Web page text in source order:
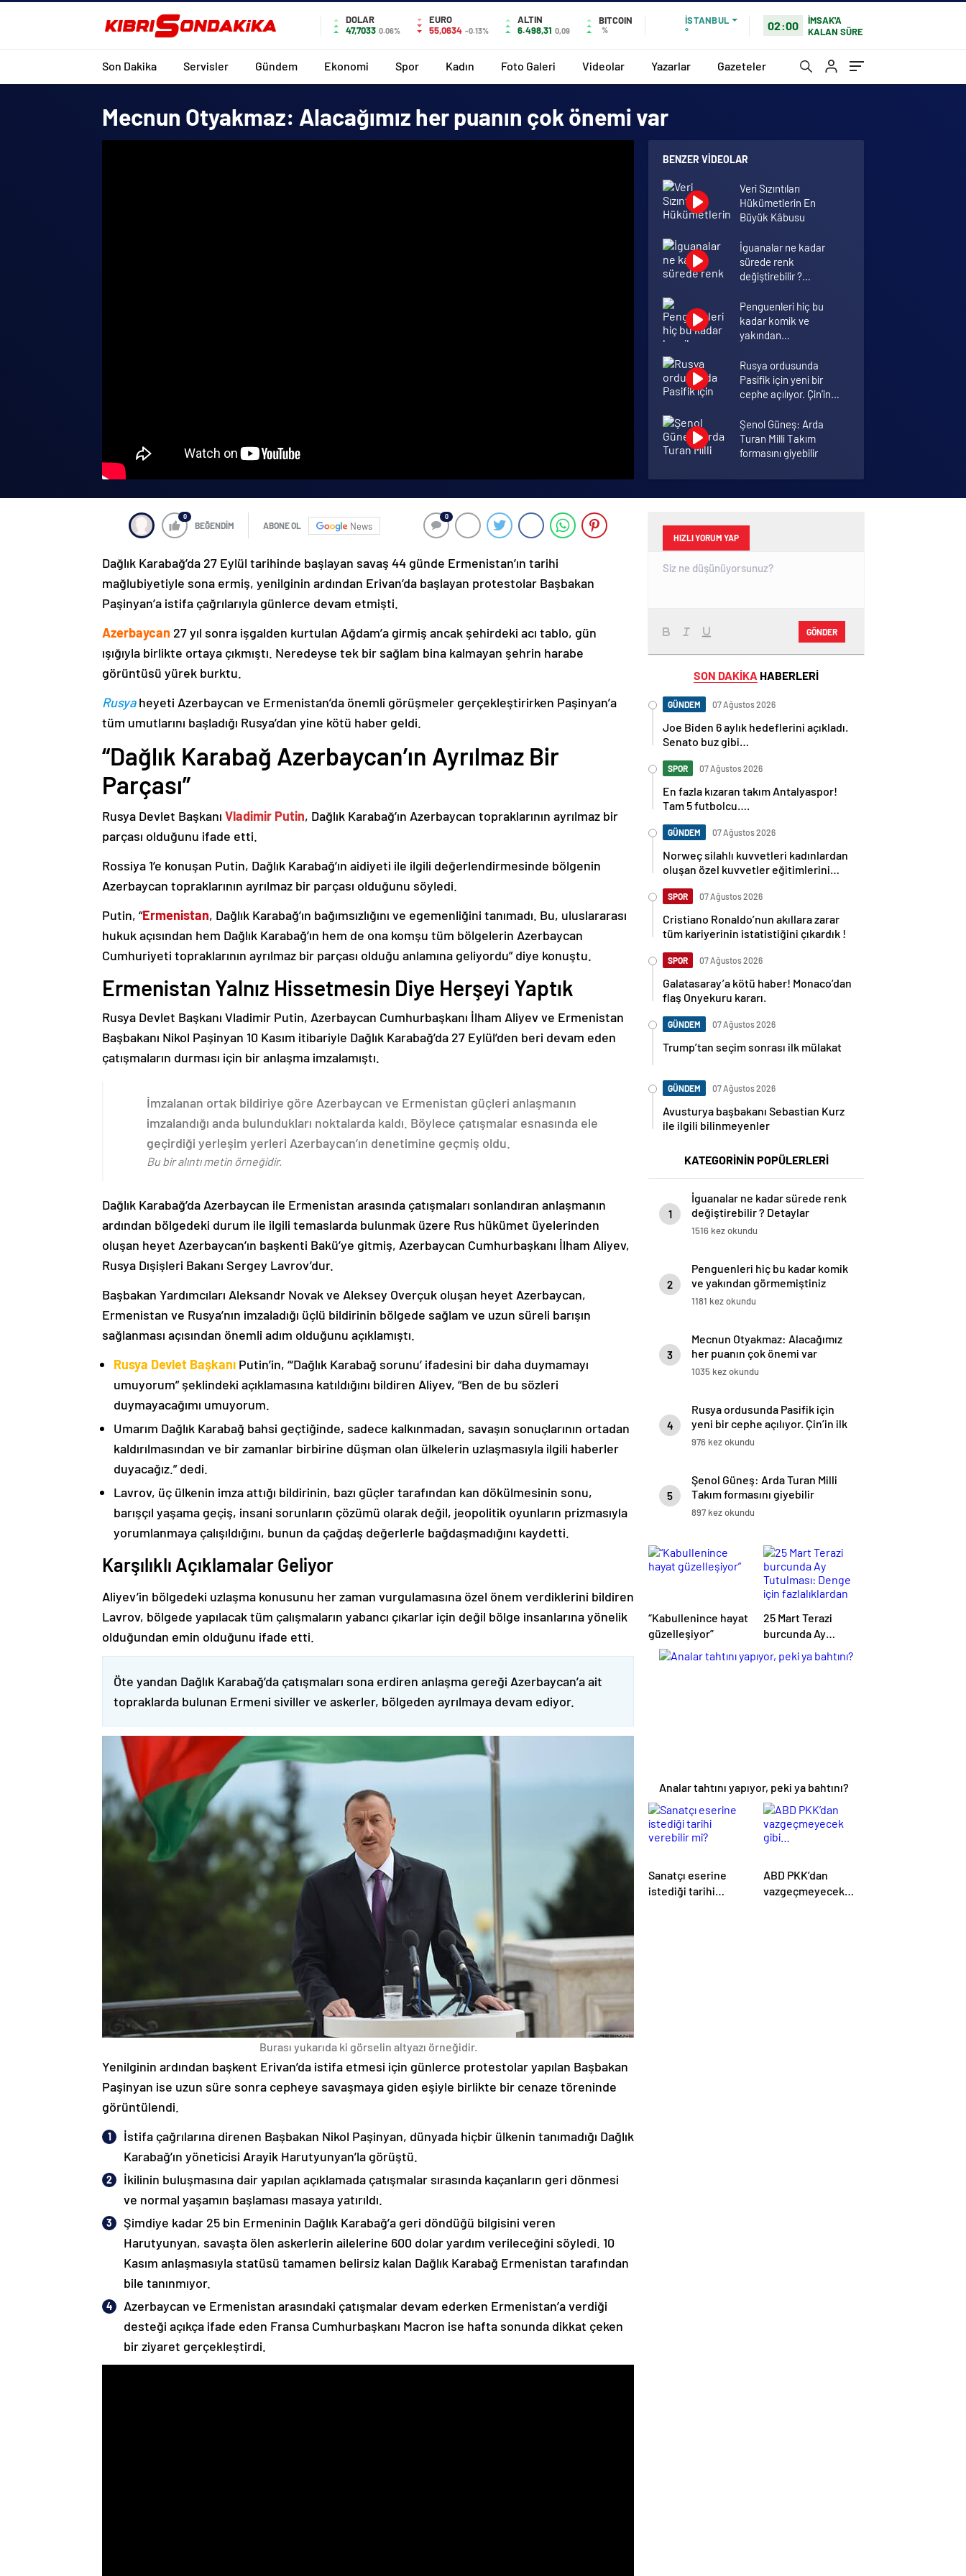
DOLAR
47,7033 0.06%
EURO
55,0634 -0.13%
ALTIN
6.498,31 0,09
BITCOIN
%
İSTANBUL
°
02:00
İMSAK'A
KALAN SÜRE
Son Dakika Servisler Gündem Ekonomi Spor Kadın Foto Galeri Videolar Yazarlar Gazeteler
Mecnun Otyakmaz: Alacağımız her puanın çok önemi var
BENZER VIDEOLAR
Veri Sızıntıları
Hükümetlerin En
Büyük Kâbusu
İguanalar ne kadar
sürede renk
değiştirebilir ?
Penguenleri hiç bu
kadar komik ve
yakından
Rusya ordusunda
Pasifik için yeni bir
cephe açılıyor. Çin’in
Şenol Güneş: Arda
Turan Milli Takım
formasını giyebilir
İkinci dalganın
yaşandığı Bursa’da
0
BEĞENDİM ABONE OL News
0
Dağlık Karabağ’da 27 Eylül tarihinde başlayan savaş 44 günde Ermenistan’ın tarihi
mağlubiyetiyle sona ermiş, yenilginin ardından Erivan’da başlayan protestolar Başbakan
Paşinyan’a istifa çağrılarıyla günlerce devam etmişti.
Azerbaycan 27 yıl sonra işgalden kurtulan Ağdam’a girmiş ancak şehirdeki acı tablo, gün
ışığıyla birlikte ortaya çıkmıştı. Neredeyse tek bir sağlam bina kalmayan şehrin harabe
görüntüsü yürek burktu.
Rusyaheyeti Azerbaycan ve Ermenistan’da önemli görüşmeler gerçekleştirirken Paşinyan’a
tüm umutlarını başladığı Rusya’dan yine kötü haber geldi.
“Dağlık Karabağ Azerbaycan’ın Ayrılmaz Bir
Parçası”
Rusya Devlet Başkanı Vladimir Putin, Dağlık Karabağ’ın Azerbaycan topraklarının ayrılmaz bir
parçası olduğunu ifade etti.
Rossiya 1’e konuşan Putin, Dağlık Karabağ’ın aidiyeti ile ilgili değerlendirmesinde bölgenin
Azerbaycan topraklarının ayrılmaz bir parçası olduğunu söyledi.
Putin, “Ermenistan, Dağlık Karabağ’ın bağımsızlığını ve egemenliğini tanımadı. Bu, uluslararası
hukuk açısından hem Dağlık Karabağ’ın hem de ona komşu tüm bölgelerin Azerbaycan
Cumhuriyeti topraklarının ayrılmaz bir parçası olduğu anlamına geliyordu” diye konuştu.
Ermenistan Yalnız Hissetmesin Diye Herşeyi Yaptık
Rusya Devlet Başkanı Vladimir Putin, Azerbaycan Cumhurbaşkanı İlham Aliyev ve Ermenistan
Başbakanı Nikol Paşinyan 10 Kasım itibariyle Dağlık Karabağ’da 27 Eylül’den beri devam eden
çatışmaların durması için bir anlaşma imzalamıştı.
İmzalanan ortak bildiriye göre Azerbaycan ve Ermenistan güçleri anlaşmanın
imzalandığı anda bulundukları noktalarda kaldı. Böylece çatışmalar esnasında ele
geçirdiği yerleşim yerleri Azerbaycan’ın denetimine geçmiş oldu.
Bu bir alıntı metin örneğidir.
Dağlık Karabağ’da Azerbaycan ile Ermenistan arasında çatışmaları sonlandıran anlaşmanın
ardından bölgedeki durum ile ilgili temaslarda bulunmak üzere Rus hükümet üyelerinden
oluşan heyet Azerbaycan’ın başkenti Bakü’ye gitmiş, Azerbaycan Cumhurbaşkanı İlham Aliyev,
Rusya Dışişleri Bakanı Sergey Lavrov’dur.
Başbakan Yardımcıları Aleksandr Novak ve Aleksey Overçuk oluşan heyet Azerbaycan,
Ermenistan ve Rusya’nın imzaladığı üçlü bildirinin bölgede sağlam ve uzun süreli barışın
sağlanması açısından önemli adım olduğunu açıklamıştı.
Rusya Devlet Başkanı Putin’in, “‘Dağlık Karabağ sorunu’ ifadesini bir daha duymamayı
umuyorum” şeklindeki açıklamasına katıldığını bildiren Aliyev, “Ben de bu sözleri
duymayacağımı umuyorum.
Umarım Dağlık Karabağ bahsi geçtiğinde, sadece kalkınmadan, savaşın sonuçlarının ortadan
kaldırılmasından ve bir zamanlar birbirine düşman olan ülkelerin uzlaşmasıyla ilgili haberler
duyacağız.” dedi.
Lavrov, üç ülkenin imza attığı bildirinin, bazı güçler tarafından kan dökülmesinin sonu,
barışçıl yaşama geçiş, insani sorunların çözümü olarak değil, jeopolitik oyunların prizmasıyla
yorumlanmaya çalışıldığını, bunun da çağdaş değerlerle bağdaşmadığını kaydetti.
Karşılıklı Açıklamalar Geliyor
Aliyev’in bölgedeki uzlaşma konusunu her zaman vurgulamasına özel önem verdiklerini bildiren
Lavrov, bölgede yapılacak tüm çalışmaların yabancı çıkarlar için değil bölge insanlarına yönelik
olduğundan emin olduğunu ifade etti.
Öte yandan Dağlık Karabağ’da çatışmaları sona erdiren anlaşma gereği Azerbaycan’a ait
topraklarda bulunan Ermeni siviller ve askerler, bölgeden ayrılmaya devam ediyor.
Burası yukarıda ki görselin altyazı örneğidir.
Yenilginin ardından başkent Erivan’da istifa etmesi için günlerce protestolar yapılan Başbakan
Paşinyan ise uzun süre sonra cepheye savaşmaya giden eşiyle birlikte bir cenaze töreninde
görüntülendi.
İstifa çağrılarına direnen Başbakan Nikol Paşinyan, dünyada hiçbir ülkenin tanımadığı Dağlık
Karabağ’ın yöneticisi Arayik Harutyunyan’la görüştü.
İkilinin buluşmasına dair yapılan açıklamada çatışmalar sırasında kaçanların geri dönmesi
ve normal yaşamın başlaması masaya yatırıldı.
Şimdiye kadar 25 bin Ermeninin Dağlık Karabağ’a geri döndüğü bilgisini veren
Harutyunyan, savaşta ölen askerlerin ailelerine 600 dolar yardım verileceğini söyledi. 10
Kasım anlaşmasıyla statüsü tamamen belirsiz kalan Dağlık Karabağ Ermenistan tarafından
bile tanınmıyor.
Azerbaycan ve Ermenistan arasındaki çatışmalar devam ederken Ermenistan’a verdiği
desteği açıkça ifade eden Fransa Cumhurbaşkanı Macron ise hafta sonunda dikkat çeken
bir ziyaret gerçekleştirdi.
HIZLI YORUM YAP
GÖNDER
SON DAKİKA HABERLERİ
GÜNDEM 07 Ağustos 2026
Joe Biden 6 aylık hedeflerini açıkladı.
Senato buz gibi…
SPOR 07 Ağustos 2026
En fazla kızaran takım Antalyaspor!
Tam 5 futbolcu….
GÜNDEM 07 Ağustos 2026
Norweç silahlı kuvvetleri kadınlardan
oluşan özel kuvvetler eğitimlerini
SPOR 07 Ağustos 2026
Cristiano Ronaldo’nun akıllara zarar
tüm kariyerinin istatistiğini çıkardık !
SPOR 07 Ağustos 2026
Galatasaray’a kötü haber! Monaco’dan
flaş Onyekuru kararı.
GÜNDEM 07 Ağustos 2026
Trump’tan seçim sonrası ilk mülakat
GÜNDEM 07 Ağustos 2026
Avusturya başbakanı Sebastian Kurz
ile ilgili bilinmeyenler
KATEGORİNİN POPÜLERLERİ
1
İguanalar ne kadar sürede renk
değiştirebilir ? Detaylar
burada…
1516 kez okundu
2
Penguenleri hiç bu kadar komik
ve yakından görmemiştiniz
1181 kez okundu
3
Mecnun Otyakmaz: Alacağımız
her puanın çok önemi var
1035 kez okundu
4
Rusya ordusunda Pasifik için
yeni bir cephe açılıyor. Çin’in ilk
tepkisi!
976 kez okundu
5
Şenol Güneş: Arda Turan Milli
Takım formasını giyebilir
897 kez okundu
“Kabullenince hayat
güzelleşiyor”
25 Mart Terazi
burcunda Ay
Tutulması: Denge
için fazlalıklardan
Analar tahtını yapıyor, peki ya bahtını?
Sanatçı eserine
istediği tarihi
ABD PKK’dan
vazgeçmeyecek